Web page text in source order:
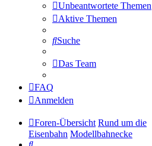
Unbeantwortete Themen
Aktive Themen
Suche
Das Team
FAQ
Anmelden
Foren-Übersicht Rund um die
Eisenbahn Modellbahnecke